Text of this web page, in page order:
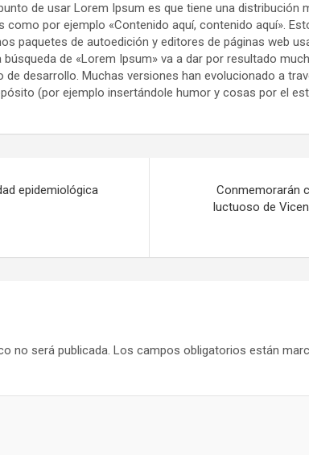
de usar Lorem Ipsum es que tiene una distribución
por ejemplo «Contenido aquí, contenido aquí».
paquetes de autoedición y editores de páginas web
de «Lorem Ipsum» va a dar por resultado
desarrollo. Muchas versiones han evolucionado a
(por ejemplo insertándole humor y cosas por el
epidemiológica
Conmemorarán
luctuoso de
no será publicada. Los campos obligatorios están